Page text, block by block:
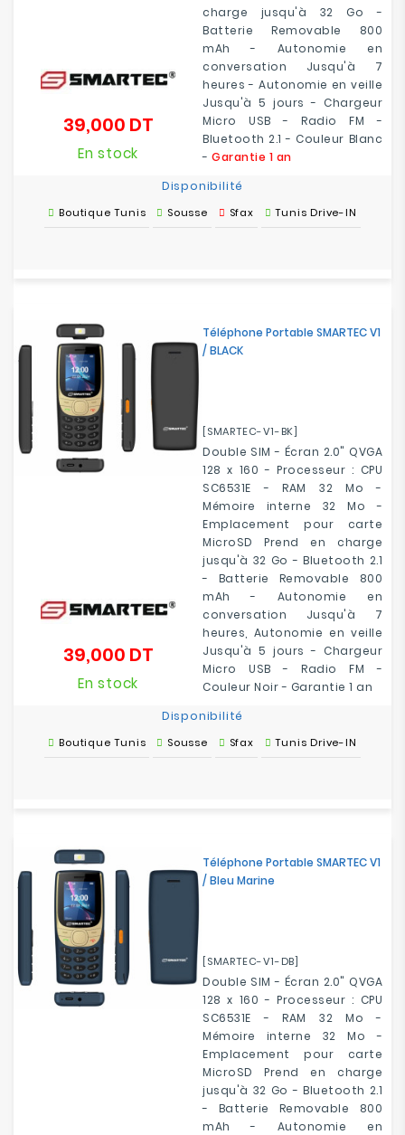
charge jusqu'à 32 Go -
Batterie Removable 800
mAh - Autonomie en
conversation Jusqu'à 7
heures - Autonomie en veille
Jusqu'à 5 jours - Chargeur
Micro USB - Radio FM -
Bluetooth 2.1 - Couleur Blanc
- Garantie 1 an
39,000 DTPrix
En stock
Disponibilité
Boutique Tunis Sousse Sfax Tunis Drive-IN
Téléphone Portable SMARTEC V1
/ BLACK
[SMARTEC-V1-BK]
Double SIM - Écran 2.0" QVGA
128 x 160 - Processeur : CPU
SC6531E - RAM 32 Mo -
Mémoire interne 32 Mo -
Emplacement pour carte
MicroSD Prend en charge
jusqu'à 32 Go - Bluetooth 2.1
- Batterie Removable 800
mAh - Autonomie en
conversation Jusqu'à 7
heures, Autonomie en veille
Jusqu'à 5 jours - Chargeur
Micro USB - Radio FM -
Couleur Noir - Garantie 1 an
39,000 DTPrix
En stock
Disponibilité
Boutique Tunis Sousse Sfax Tunis Drive-IN
Téléphone Portable SMARTEC V1
/ Bleu Marine
[SMARTEC-V1-DB]
Double SIM - Écran 2.0" QVGA
128 x 160 - Processeur : CPU
SC6531E - RAM 32 Mo -
Mémoire interne 32 Mo -
Emplacement pour carte
MicroSD Prend en charge
jusqu'à 32 Go - Bluetooth 2.1
- Batterie Removable 800
mAh - Autonomie en